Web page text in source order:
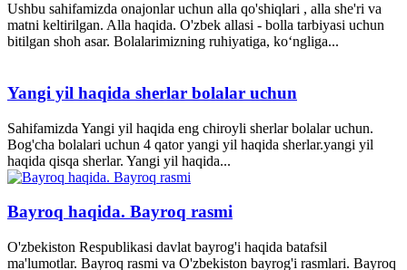
Ushbu sahifamizda onajonlar uchun alla qo'shiqlari , alla she'ri va
matni keltirilgan. Alla haqida. O'zbek allasi - bolla tarbiyasi uchun
bitilgan shoh asar. Bolalarimizning ruhiyatiga, ko‘ngliga...
Yangi yil haqida sherlar bolalar uchun
Sahifamizda Yangi yil haqida eng chiroyli sherlar bolalar uchun.
Bog'cha bolalari uchun 4 qator yangi yil haqida sherlar.yangi yil
haqida qisqa sherlar. Yangi yil haqida...
Bayroq haqida. Bayroq rasmi
O'zbekiston Respublikasi davlat bayrog'i haqida batafsil
ma'lumotlar. Bayroq rasmi va O'zbekiston bayrog'i rasmlari. Bayroq